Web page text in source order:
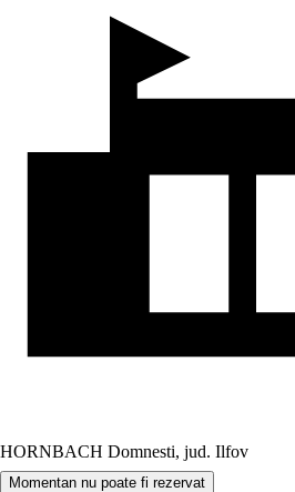
HORNBACH Domnesti, jud. Ilfov
Momentan nu poate fi rezervat